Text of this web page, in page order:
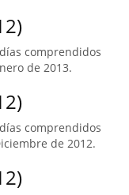
comprendidos
de 2013.
comprendidos
de 2012.